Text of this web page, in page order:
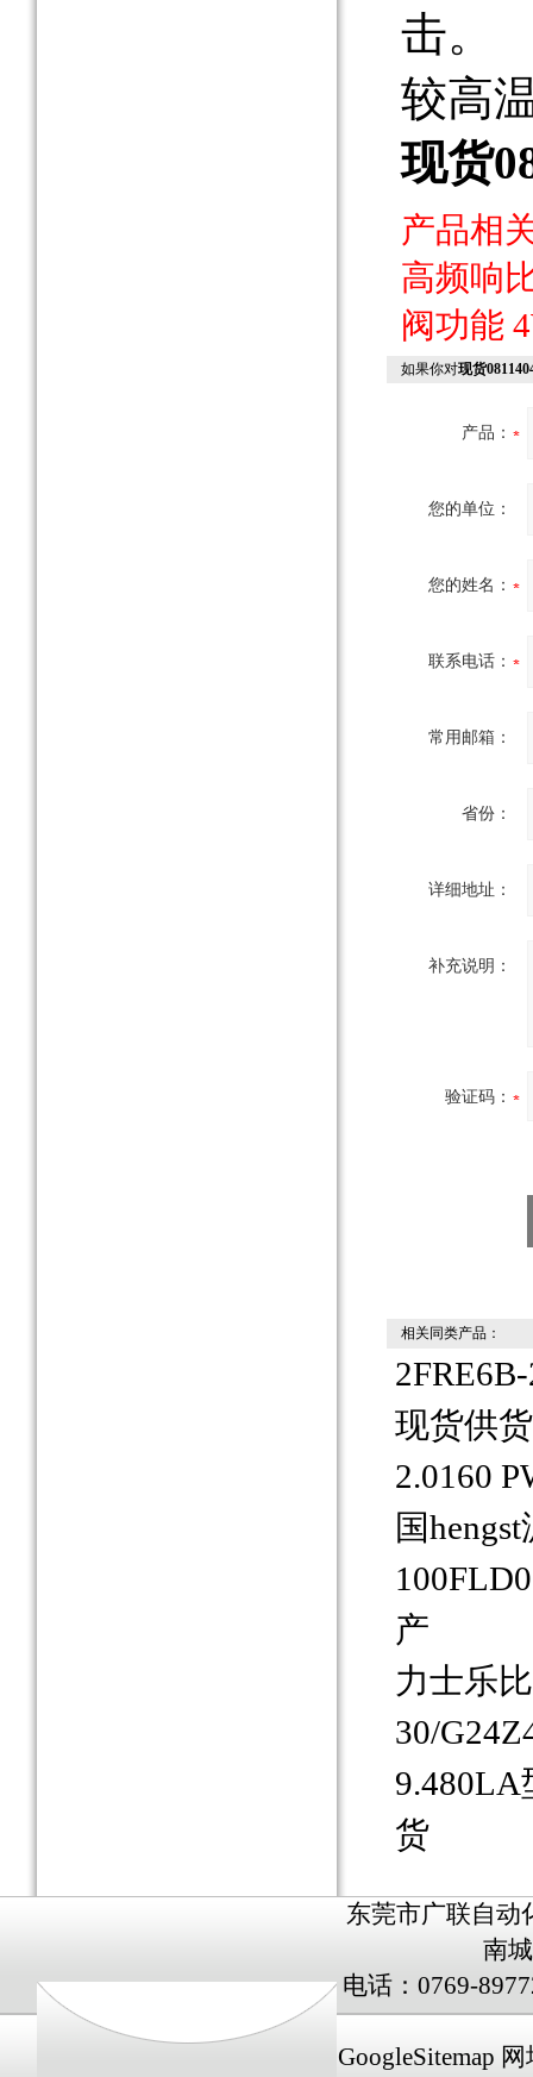
击。
较高
现货
产品相
高频响
阀功能
如果你对现货
产品：
您的单位：
您的姓名：
联系电话：
常用邮箱：
省份：
详细地址：
补充说明：
验证码：
相关同类产品：
现货供货
2.0160
国
产
力士乐
30/
货
东莞市广联自动
南
电话：0769-
GoogleSitemap